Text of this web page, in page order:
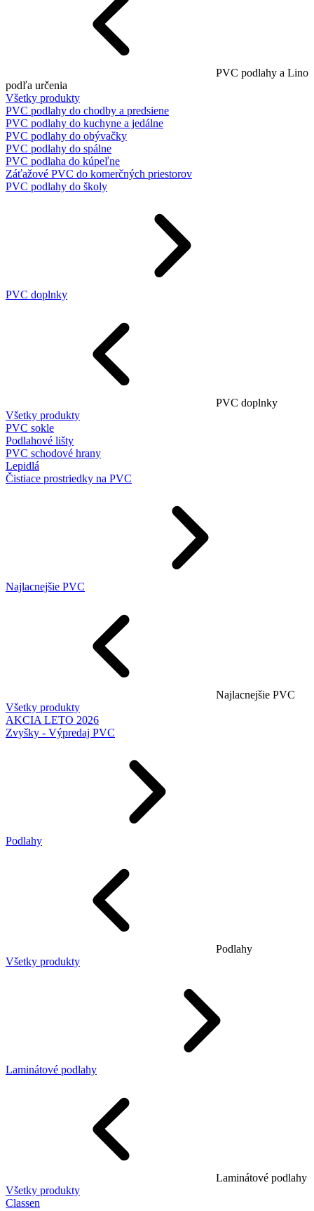
PVC podlahy a Lino
podľa určenia
Všetky produkty
PVC podlahy do chodby a predsiene
PVC podlahy do kuchyne a jedálne
PVC podlahy do obývačky
PVC podlahy do spálne
PVC podlaha do kúpeľne
Záťažové PVC do komerčných priestorov
PVC podlahy do školy
PVC doplnky
PVC doplnky
Všetky produkty
PVC sokle
Podlahové lišty
PVC schodové hrany
Lepidlá
Čistiace prostriedky na PVC
Najlacnejšie PVC
Najlacnejšie PVC
Všetky produkty
AKCIA LETO 2026
Zvyšky - Výpredaj PVC
Podlahy
Podlahy
Všetky produkty
Laminátové podlahy
Laminátové podlahy
Všetky produkty
Classen